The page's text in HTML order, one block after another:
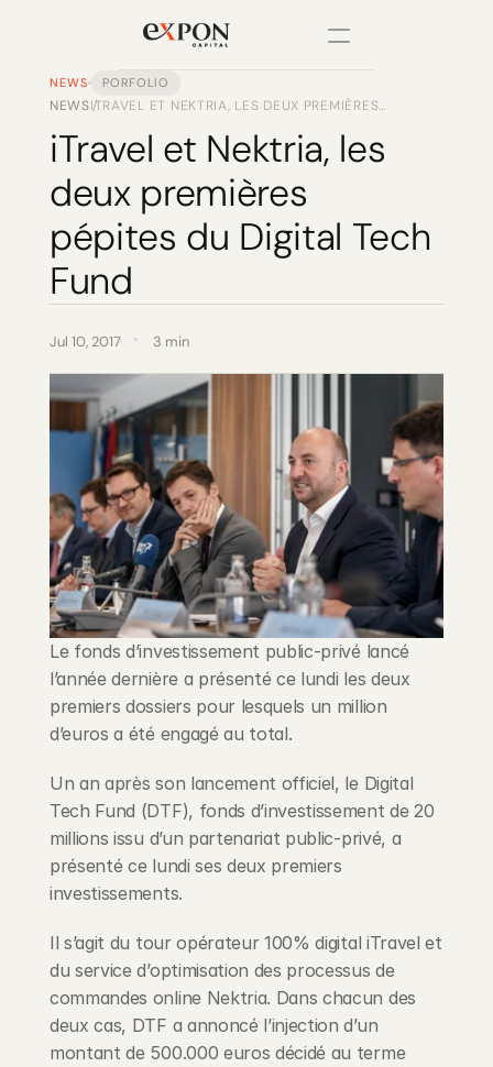
Changelog
Pricing
PRODUCT
Design
Content
RESOURCES
Blog
Careers
Docs
About
Join
Events
NEWS PORFOLIO
NEWSITRAVEL ET NEKTRIA, LES DEUX PREMIÈRES
/
iTravel et Nektria, les
deux premières
pépites du Digital Tech
Fund
Jul 10, 2017 3 min
Le fonds d’investissement public-privé lancé
l’année dernière a présenté ce lundi les deux
premiers dossiers pour lesquels un million
d’euros a été engagé au total.
Un an après son lancement officiel, le Digital
Tech Fund (DTF), fonds d’investissement de 20
millions issu d’un partenariat public-privé, a
présenté ce lundi ses deux premiers
investissements.
Il s’agit du tour opérateur 100% digital iTravel et
du service d’optimisation des processus de
commandes online Nektria. Dans chacun des
deux cas, DTF a annoncé l’injection d’un
montant de 500.000 euros décidé au terme